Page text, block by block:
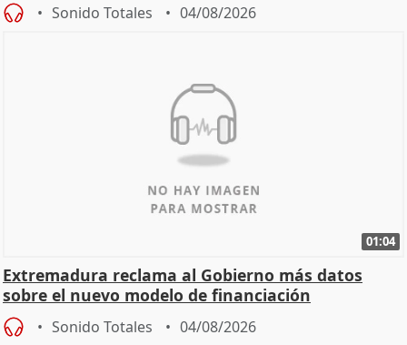
Sonido Totales 04/08/2026
01:04
Extremadura reclama al Gobierno más datos
sobre el nuevo modelo de financiación
Sonido Totales 04/08/2026